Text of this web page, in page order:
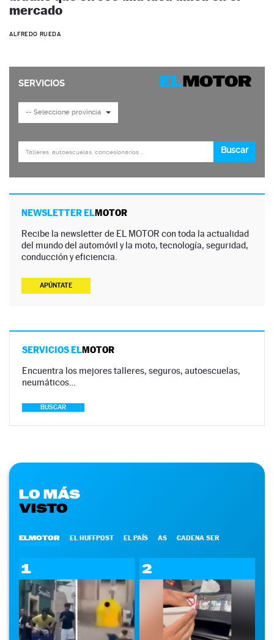
mercado
ALFREDO RUEDA
NEWSLETTER ELMOTOR
Recibe la newsletter de EL MOTOR con toda la actualidad
del mundo del automóvil y la moto, tecnología, seguridad,
conducción y eficiencia.
APÚNTATE
SERVICIOS ELMOTOR
Encuentra los mejores talleres, seguros, autoescuelas,
neumáticos…
BUSCAR
LO MÁS
VISTO
ELMOTOR EL HUFFPOST EL PAÍS AS CADENA SER
1 2